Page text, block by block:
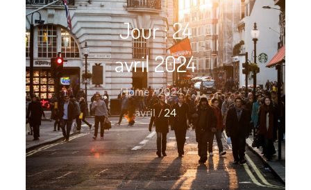
Jour :24
avril 2024
Home
2024
avril
24